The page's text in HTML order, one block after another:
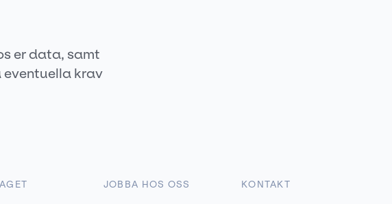
er data, samt
krav
JOBBA HOS OSS KONTAKT